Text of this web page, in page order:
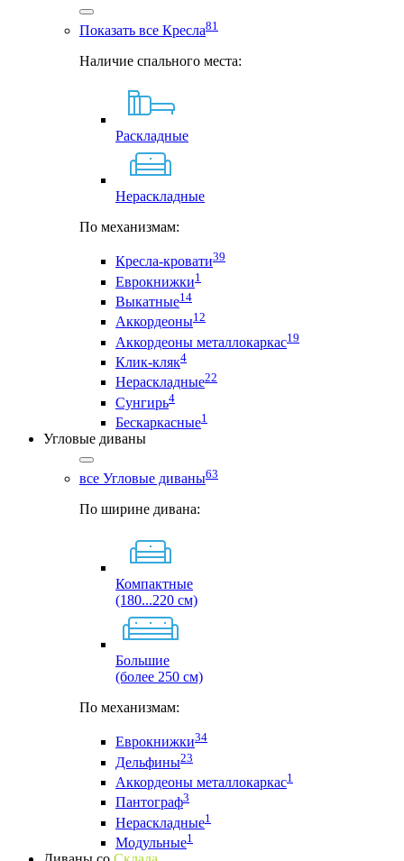
Показать все Кресла81
Наличие спального места:
Раскладные
Нераскладные
По механизмам:
Кресла-кровати39
Еврокнижки1
Выкатные14
Аккордеоны12
Аккордеоны металлокаркас19
Клик-кляк4
Нераскладные22
Сунгирь4
Бескаркасные1
Угловые диваны
все Угловые диваны63
По ширине дивана:
Компактные
(180...220 см)
Большие
(более 250 см)
По механизмам:
Еврокнижки34
Дельфины23
Аккордеоны металлокаркас1
Пантограф3
Нераскладные1
Модульные1